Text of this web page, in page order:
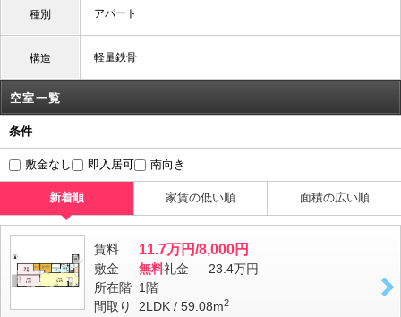
種別 アパート
構造 軽量鉄骨
空室一覧
条件
敷金なし 即入居可 南向き
新着順 家賃の低い順 面積の広い順
賃料 11.7万円/8,000円
敷金 無料礼金
23.4万円
所在階 1階
間取り
2LDK / 59.08m2